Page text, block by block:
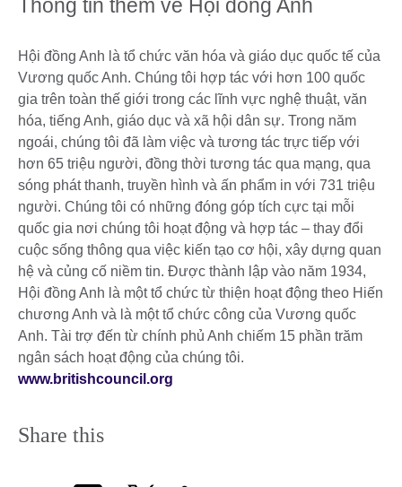
Thông tin thêm về Hội đồng Anh
Hội đồng Anh là tổ chức văn hóa và giáo dục quốc tế của
Vương quốc Anh. Chúng tôi hợp tác với hơn 100 quốc
gia trên toàn thế giới trong các lĩnh vực nghệ thuật, văn
hóa, tiếng Anh, giáo dục và xã hội dân sự. Trong năm
ngoái, chúng tôi đã làm việc và tương tác trực tiếp với
hơn 65 triệu người, đồng thời tương tác qua mạng, qua
sóng phát thanh, truyền hình và ấn phẩm in với 731 triệu
người. Chúng tôi có những đóng góp tích cực tại mỗi
quốc gia nơi chúng tôi hoạt động và hợp tác – thay đổi
cuộc sống thông qua việc kiến tạo cơ hội, xây dựng quan
hệ và củng cố niềm tin. Được thành lập vào năm 1934,
Hội đồng Anh là một tổ chức từ thiện hoạt động theo Hiến
chương Anh và là một tổ chức công của Vương quốc
Anh. Tài trợ đến từ chính phủ Anh chiếm 15 phần trăm
ngân sách hoạt động của chúng tôi.
www.britishcouncil.org
Share this